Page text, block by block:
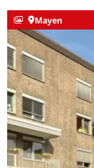
Mayen